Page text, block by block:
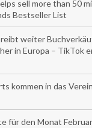
sell more than 50
Bestseller List
weiter
in Europa – TikTok
kommen in das
für den Monat